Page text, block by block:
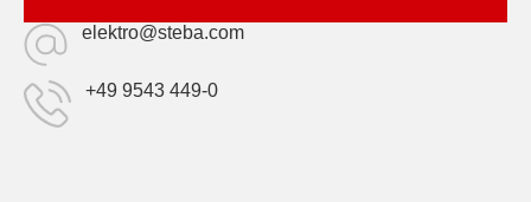
elektro@steba.com
+49 9543 449-0